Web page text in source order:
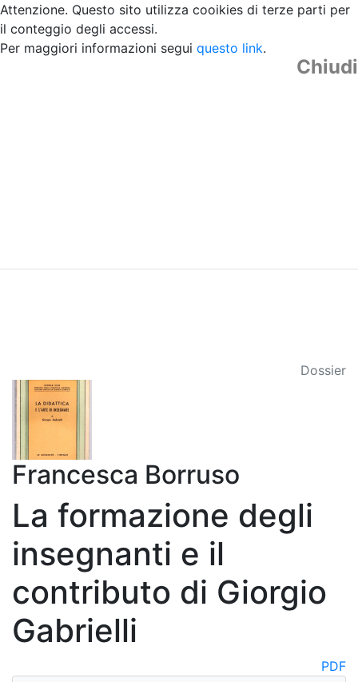
Attenzione. Questo sito utilizza cooikies di terze parti per
il conteggio degli accessi.
Per maggiori informazioni segui questo link.
Chiudi
Dossier
Francesca Borruso
La formazione degli
insegnanti e il
contributo di Giorgio
Gabrielli
PDF